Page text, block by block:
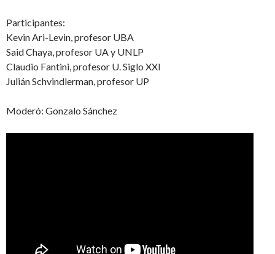
Participantes:
Kevin Ari-Levin, profesor UBA
Said Chaya, profesor UA y UNLP
Claudio Fantini, profesor U. Siglo XXI
Julián Schvindlerman, profesor UP
Moderó: Gonzalo Sánchez